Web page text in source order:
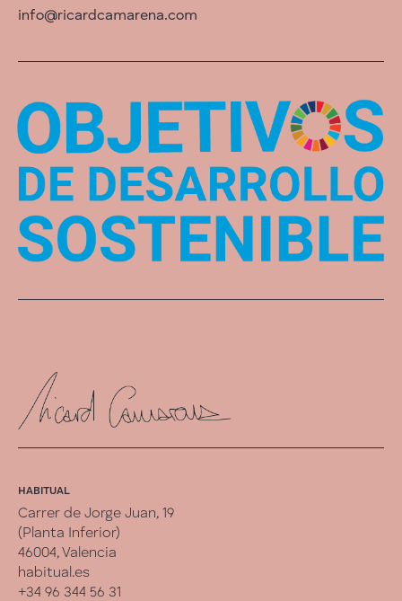
info@ricardcamarena.com
HABITUAL
Carrer de Jorge Juan, 19
(Planta Inferior)
46004, Valencia
habitual.es
+34 96 344 56 31